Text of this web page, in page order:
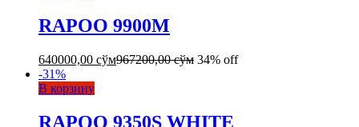
RAPOO 9900M
640000,00 сўм967200,00сўм 34% off
-31%
В корзину
RAPOO 9350S WHITE